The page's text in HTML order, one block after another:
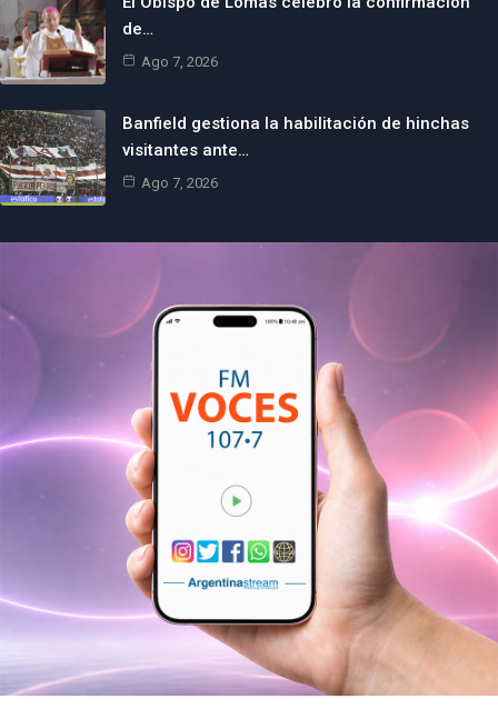
de…
Ago 7, 2026
Banfield gestiona la habilitación de hinchas
visitantes ante…
Ago 7, 2026